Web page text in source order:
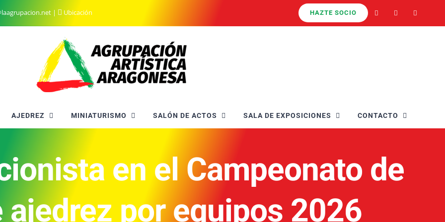
| Ubicación HAZTE SOCIO
AJEDREZ MINIATURISMO SALÓN DE ACTOS SALA DE EXPOSICIONES CONTACTO
en el Campeonato de
ajedrez por equipos 2026